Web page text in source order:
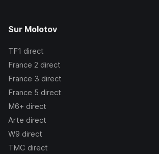
Sur Molotov
TF1 direct
France 2 direct
France 3 direct
France 5 direct
M6+ direct
Arte direct
W9 direct
TMC direct